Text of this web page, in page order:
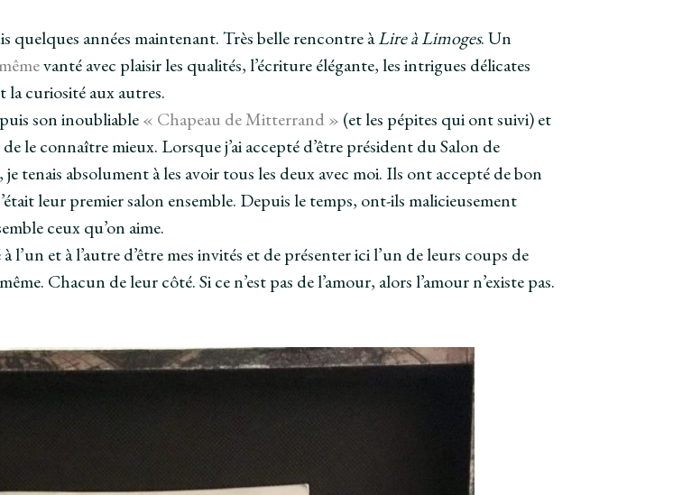
quelques années maintenant. Très belle rencontre àLire à Limoges. Un
vanté avec plaisir les qualités, l’écriture élégante, les intrigues délicates
la curiosité aux autres.
son inoubliable« Chapeau de Mitterrand » (et les pépites qui ont suivi) et
le connaître mieux. Lorsque j’ai accepté d’être président du Salon de
tenais absolument à les avoir tous les deux avec moi. Ils ont accepté de bon
leur premier salon ensemble. Depuis le temps, ont-ils malicieusement
ceux qu’on aime.
l’un et à l’autre d’être mes invités et de présenter ici l’un de leurs coups de
Chacun de leur côté. Si ce n’est pas de l’amour, alors l’amour n’existe pas.